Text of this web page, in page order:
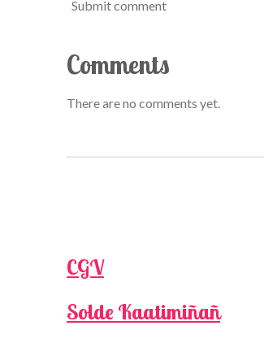
Submit comment
Comments
There are no comments yet.
CGV
Solde Kaatimiñañ